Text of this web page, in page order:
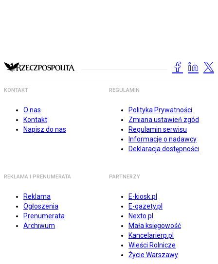
KONTAKT
O nas
Kontakt
Napisz do nas
REGULAMIN
Polityka Prywatności
Zmiana ustawień zgód
Regulamin serwisu
Informacje o nadawcy
Deklaracja dostępności
REKLAMA I PRENUMERATA
Reklama
Ogłoszenia
Prenumerata
Archiwum
PARTNERZY
E-kiosk.pl
E-gazety.pl
Nexto.pl
Mała księgowość
Kancelarierp.pl
Wieści Rolnicze
Życie Warszawy